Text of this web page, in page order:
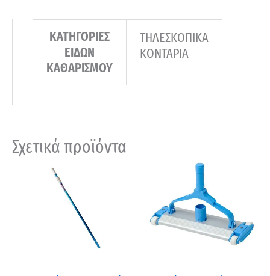
ΚΑΤΗΓΟΡΙΕΣ
ΕΙΔΩΝ
ΚΑΘΑΡΙΣΜΟΥ
ΤΗΛΕΣΚΟΠΙΚΑ
ΚΟΝΤΑΡΙΑ
Σχετικά προϊόντα